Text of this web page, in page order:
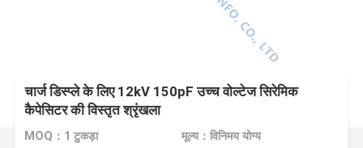
चार्ज डिस्प्ले के लिए 12kV 150pF उच्च वोल्टेज सिरेमिक
कैपेसिटर की विस्तृत श्रृंखला
MOQ：1 टुकड़ा मूल्य：विनिमय योग्य